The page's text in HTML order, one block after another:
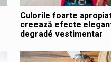
Culorile foarte
creează efecte
degradé vestimentar